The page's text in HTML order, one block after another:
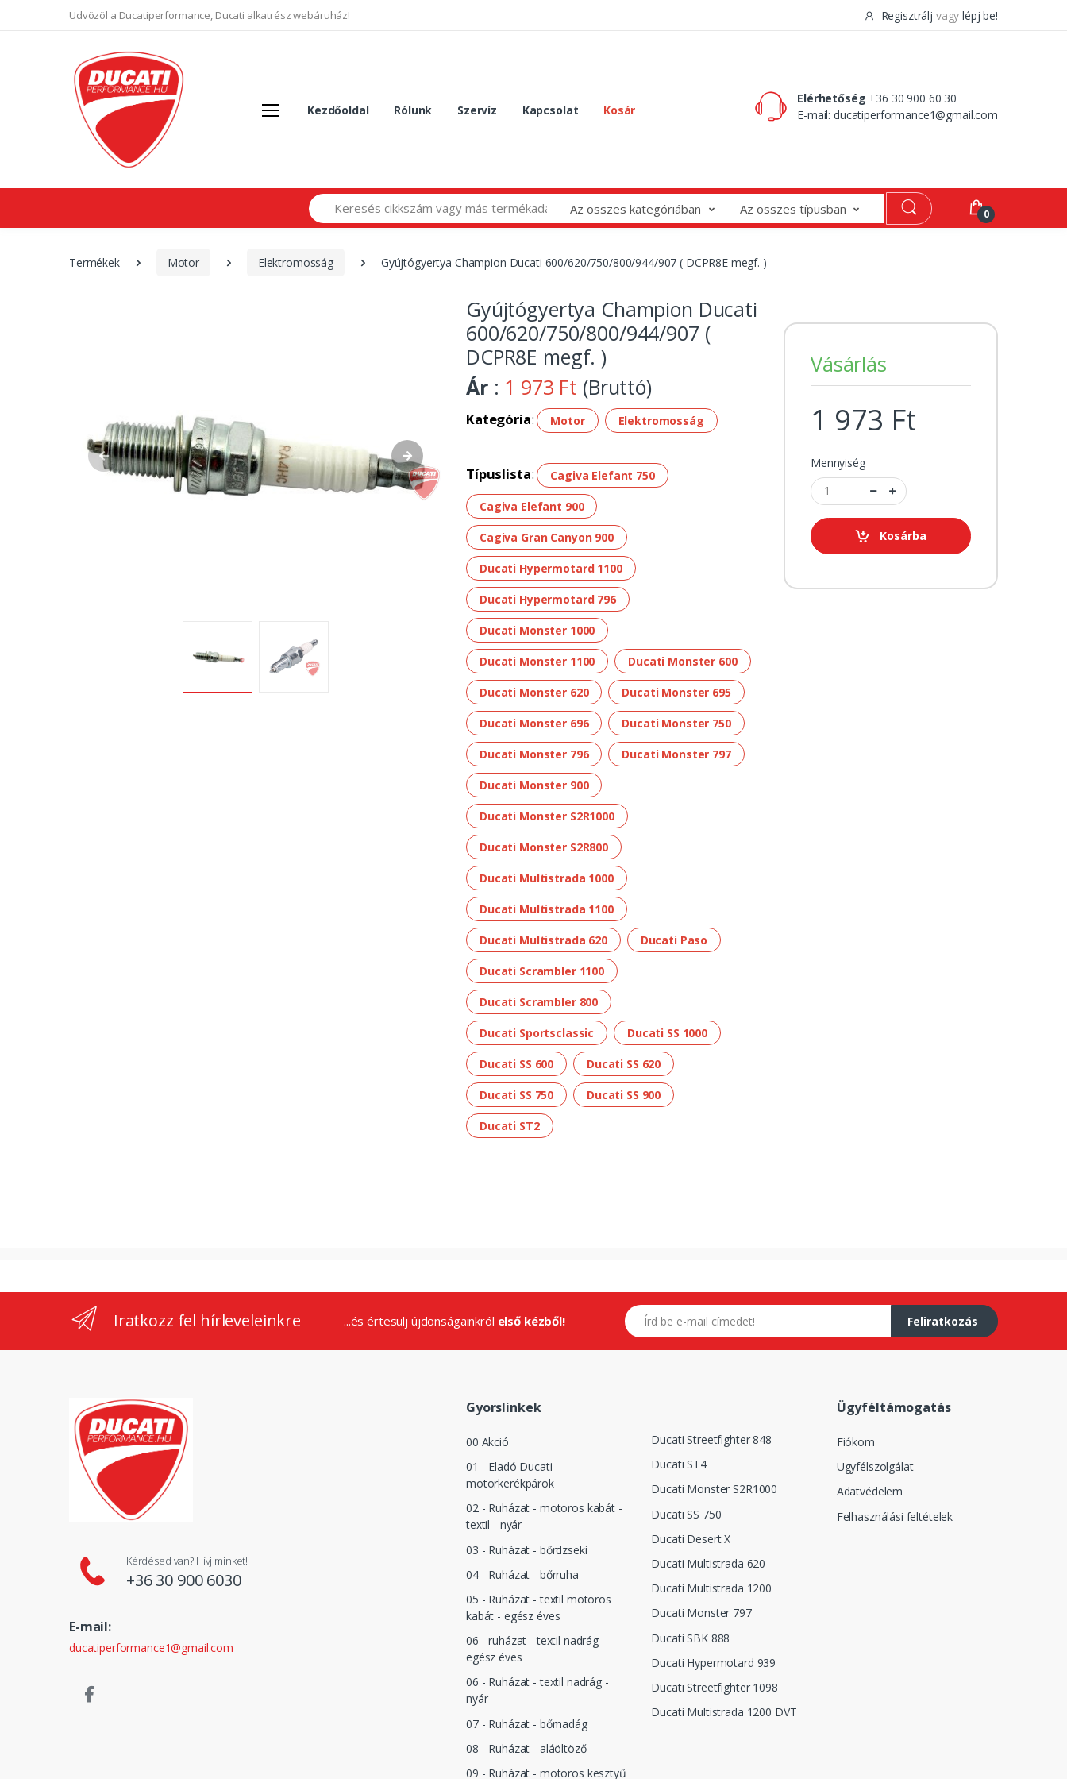
Üdvözöl a Ducatiperformance, Ducati alkatrész webáruház! Regisztrálj vagy lépj be!
Kezdőoldal Rólunk Szervíz Kapcsolat Kosár
Elérhetőség +36 30 900 60 30
E-mail:ducatiperformance1@gmail.com
Search
Az összes kategóriában Az összes típusban 0
Termékek Motor Elektromosság Gyújtógyertya Champion Ducati 600/620/750/800/944/907 ( DCPR8E megf. )
Gyújtógyertya Champion Ducati
600/620/750/800/944/907 (
DCPR8E megf. )
Ár : 1 973 Ft (Bruttó)
Kategória: Motor Elektromosság
Típuslista: Cagiva Elefant 750
Cagiva Elefant 900
Cagiva Gran Canyon 900
Ducati Hypermotard 1100
Ducati Hypermotard 796
Ducati Monster 1000
Ducati Monster 1100 Ducati Monster 600
Ducati Monster 620 Ducati Monster 695
Ducati Monster 696 Ducati Monster 750
Ducati Monster 796 Ducati Monster 797
Ducati Monster 900
Ducati Monster S2R1000
Ducati Monster S2R800
Ducati Multistrada 1000
Ducati Multistrada 1100
Ducati Multistrada 620 Ducati Paso
Ducati Scrambler 1100
Ducati Scrambler 800
Ducati Sportsclassic Ducati SS 1000
Ducati SS 600 Ducati SS 620
Ducati SS 750 Ducati SS 900
Ducati ST2
Vásárlás
1 973 Ft
Mennyiség
Kosárba
Iratkozz fel hírleveleinkre ...és értesülj újdonságainkról első kézből!
E-mail címed
Feliratkozás
Kérdésed van? Hívj minket!
+36 30 900 6030
E-mail:
ducatiperformance1@gmail.com
Gyorslinkek
00 Akció
01 - Eladó Ducati
motorkerékpárok
02 - Ruházat - motoros kabát -
textil - nyár
03 - Ruházat - bőrdzseki
04 - Ruházat - bőrruha
05 - Ruházat - textil motoros
kabát - egész éves
06 - ruházat - textil nadrág -
egész éves
06 - Ruházat - textil nadrág -
nyár
07 - Ruházat - bőrnadág
08 - Ruházat - aláöltöző
09 - Ruházat - motoros kesztyű
Ducati Streetfighter 848
Ducati ST4
Ducati Monster S2R1000
Ducati SS 750
Ducati Desert X
Ducati Multistrada 620
Ducati Multistrada 1200
Ducati Monster 797
Ducati SBK 888
Ducati Hypermotard 939
Ducati Streetfighter 1098
Ducati Multistrada 1200 DVT
Ügyféltámogatás
Fiókom
Ügyfélszolgálat
Adatvédelem
Felhasználási feltételek